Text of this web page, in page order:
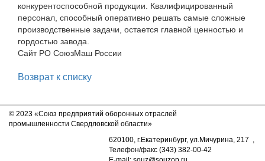
конкурентоспособной продукции. Квалифицированный
персонал, способный оперативно решать самые сложные
производственные задачи, остается главной ценностью и
гордостью завода.
Сайт РО СоюзМаш России
Возврат к списку
© 2023 «Союз предприятий оборонных отраслей
промышленности Свердловской области»
620100, г.Екатеринбург, ул.Мичурина, 217 ,
Телефон/факс (343) 382-00-42